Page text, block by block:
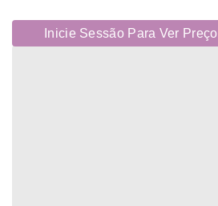
Inicie Sessão Para Ver Preço